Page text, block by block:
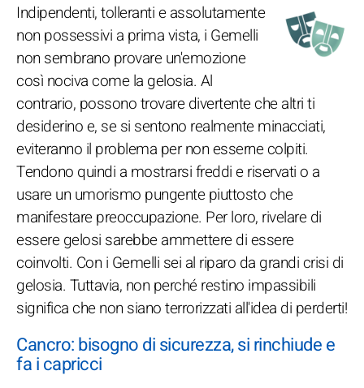
Indipendenti, tolleranti e assolutamente
non possessivi a prima vista, i Gemelli
non sembrano provare un'emozione
così nociva come la gelosia. Al
contrario, possono trovare divertente che altri ti
desiderino e, se si sentono realmente minacciati,
eviteranno il problema per non esserne colpiti.
Tendono quindi a mostrarsi freddi e riservati o a
usare un umorismo pungente piuttosto che
manifestare preoccupazione. Per loro, rivelare di
essere gelosi sarebbe ammettere di essere
coinvolti. Con i Gemelli sei al riparo da grandi crisi di
gelosia. Tuttavia, non perché restino impassibili
significa che non siano terrorizzati all'idea di perderti!
Cancro: bisogno di sicurezza, si rinchiude e
fa i capricci